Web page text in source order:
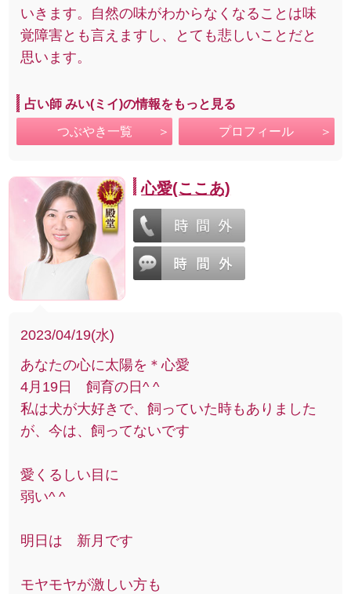
いきます。自然の味がわからなくなることは味
覚障害とも言えますし、とても悲しいことだと
思います。
占い師 みい(ミイ)の情報をもっと見る
つぶやき一覧 プロフィール
心愛(ここあ)
2023/04/19(水)
あなたの心に太陽を＊心愛
4月19日 飼育の日^ ^
私は犬が大好きで、飼っていた時もありました
が、今は、飼ってないです
愛くるしい目に
弱い^ ^
明日は 新月です
モヤモヤが激しい方も